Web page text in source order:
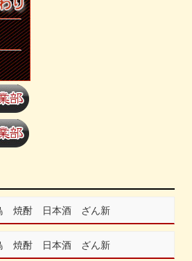
焼酎 日本酒 ざん新
焼酎 日本酒 ざん新